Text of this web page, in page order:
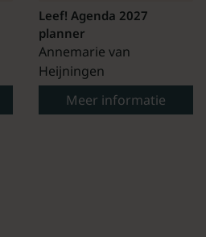
Leef! Agenda 2027
planner
Annemarie van
Heijningen
Meer informatie